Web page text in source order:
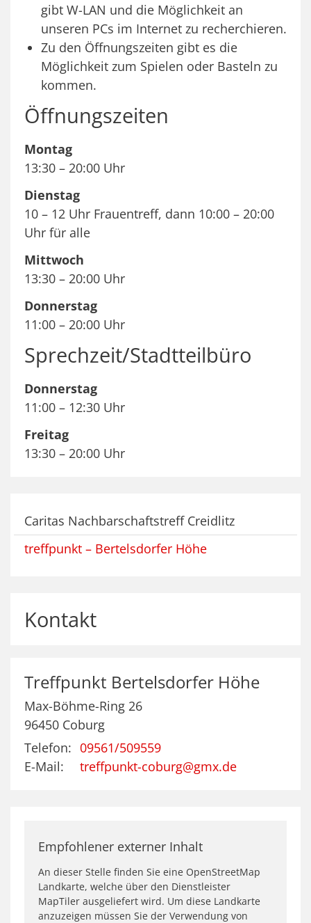
gibt W-LAN und die Möglichkeit an
unseren PCs im Internet zu recherchieren.
Zu den Öffnungszeiten gibt es die
Möglichkeit zum Spielen oder Basteln zu
kommen.
Öffnungszeiten
Montag
13:30 – 20:00 Uhr
Dienstag
10 – 12 Uhr Frauentreff, dann 10:00 – 20:00
Uhr für alle
Mittwoch
13:30 – 20:00 Uhr
Donnerstag
11:00 – 20:00 Uhr
Sprechzeit/Stadtteilbüro
Donnerstag
11:00 – 12:30 Uhr
Freitag
13:30 – 20:00 Uhr
Caritas Nachbarschaftstreff Creidlitz
treffpunkt – Bertelsdorfer Höhe
Kontakt
Treffpunkt Bertelsdorfer Höhe
Max-Böhme-Ring 26
96450 Coburg
Telefon: 09561/509559
E-Mail:
treffpunkt-coburg@gmx.de
Empfohlener externer Inhalt
An dieser Stelle finden Sie eine OpenStreetMap
Landkarte, welche über den Dienstleister
MapTiler ausgeliefert wird. Um diese Landkarte
anzuzeigen müssen Sie der Verwendung von